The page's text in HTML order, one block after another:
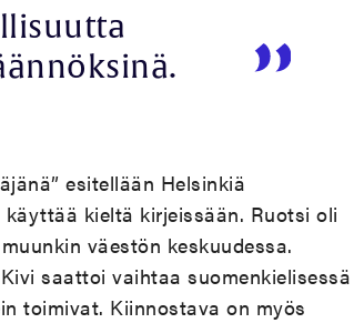
esitellään Helsinkiä
kieltä kirjeissään. Ruotsi oli
väestön keskuudessa.
saattoi vaihtaa suomenkielisessä
toimivat. Kiinnostava on myös